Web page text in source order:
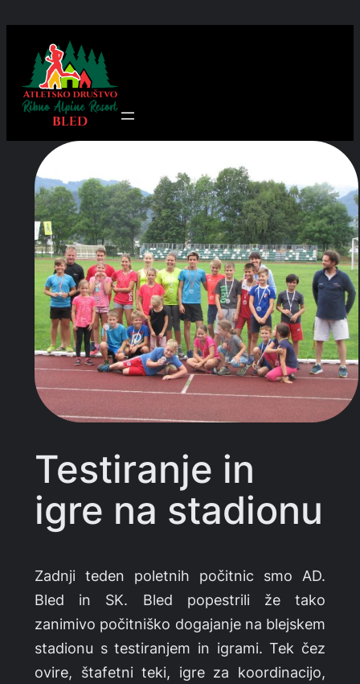
vsebino
Testiranje in
igre na stadionu
Zadnji teden poletnih počitnic smo AD.
Bled in SK. Bled popestrili že tako
zanimivo počitniško dogajanje na blejskem
stadionu s testiranjem in igrami. Tek čez
ovire, štafetni teki, igre za koordinacijo,